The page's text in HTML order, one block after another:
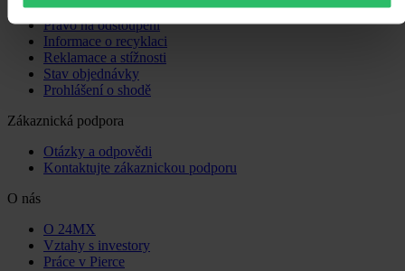
Vrácení
Právo na odstoupení
Informace o recyklaci
Reklamace a stížnosti
Stav objednávky
Prohlášení o shodě
Zákaznická podpora
Otázky a odpovědi
Kontaktujte zákaznickou podporu
O nás
O 24MX
Vztahy s investory
Práce v Pierce